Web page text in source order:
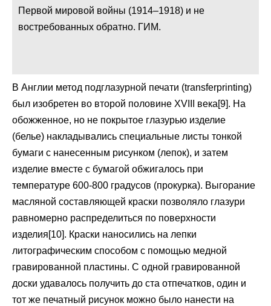
Первой мировой войны (1914–1918) и не
востребованных обратно. ГИМ.
В Англии метод подглазурной печати (transferprinting)
был изобретен во второй половине XVIII века[9]. На
обожженное, но не покрытое глазурью изделие
(белье) накладывались специальные листы тонкой
бумаги с нанесенным рисунком (лепок), и затем
изделие вместе с бумагой обжигалось при
температуре 600-800 градусов (прокурка). Выгорание
масляной составляющей краски позволяло глазури
равномерно распределиться по поверхности
изделия[10]. Краски наносились на лепки
литографическим способом с помощью медной
гравированной пластины. С одной гравированной
доски удавалось получить до ста отпечатков, один и
тот же печатный рисунок можно было нанести на